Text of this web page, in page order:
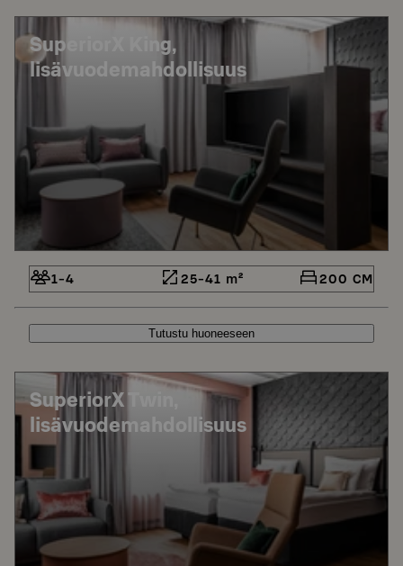
SuperiorX King,
lisävuodemahdollisuus
1-4 25-41 m² 200 CM
Tutustu huoneeseen
SuperiorX Twin,
lisävuodemahdollisuus